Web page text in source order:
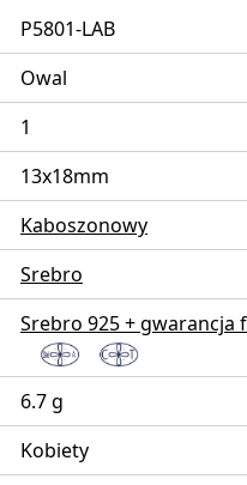
P5801-LAB
Owal
1
13x18mm
Kaboszonowy
Srebro
Srebro 925 +
6.7 g
Kobiety